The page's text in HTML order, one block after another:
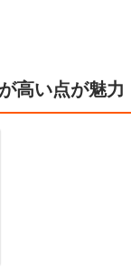
高い点が魅力